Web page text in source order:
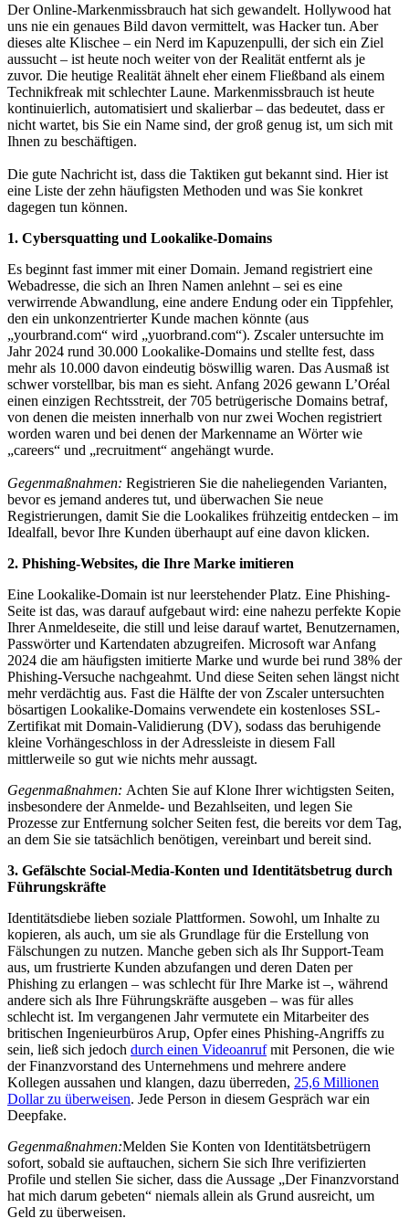
Der Online-Markenmissbrauch hat sich gewandelt. Hollywood hat
uns nie ein genaues Bild davon vermittelt, was Hacker tun. Aber
dieses alte Klischee – ein Nerd im Kapuzenpulli, der sich ein Ziel
aussucht – ist heute noch weiter von der Realität entfernt als je
zuvor. Die heutige Realität ähnelt eher einem Fließband als einem
Technikfreak mit schlechter Laune. Markenmissbrauch ist heute
kontinuierlich, automatisiert und skalierbar – das bedeutet, dass er
nicht wartet, bis Sie ein Name sind, der groß genug ist, um sich mit
Ihnen zu beschäftigen.
Die gute Nachricht ist, dass die Taktiken gut bekannt sind. Hier ist
eine Liste der zehn häufigsten Methoden und was Sie konkret
dagegen tun können.
1. Cybersquatting und Lookalike-Domains
Es beginnt fast immer mit einer Domain. Jemand registriert eine
Webadresse, die sich an Ihren Namen anlehnt – sei es eine
verwirrende Abwandlung, eine andere Endung oder ein Tippfehler,
den ein unkonzentrierter Kunde machen könnte (aus
„yourbrand.com“ wird „yuorbrand.com“). Zscaler untersuchte im
Jahr 2024 rund 30.000 Lookalike-Domains und stellte fest, dass
mehr als 10.000 davon eindeutig böswillig waren. Das Ausmaß ist
schwer vorstellbar, bis man es sieht. Anfang 2026 gewann L’Oréal
einen einzigen Rechtsstreit, der 705 betrügerische Domains betraf,
von denen die meisten innerhalb von nur zwei Wochen registriert
worden waren und bei denen der Markenname an Wörter wie
„careers“ und „recruitment“ angehängt wurde.
Gegenmaßnahmen: Registrieren Sie die naheliegenden Varianten,
bevor es jemand anderes tut, und überwachen Sie neue
Registrierungen, damit Sie die Lookalikes frühzeitig entdecken – im
Idealfall, bevor Ihre Kunden überhaupt auf eine davon klicken.
2. Phishing-Websites, die Ihre Marke imitieren
Eine Lookalike-Domain ist nur leerstehender Platz. Eine Phishing-
Seite ist das, was darauf aufgebaut wird: eine nahezu perfekte Kopie
Ihrer Anmeldeseite, die still und leise darauf wartet, Benutzernamen,
Passwörter und Kartendaten abzugreifen. Microsoft war Anfang
2024 die am häufigsten imitierte Marke und wurde bei rund 38% der
Phishing-Versuche nachgeahmt. Und diese Seiten sehen längst nicht
mehr verdächtig aus. Fast die Hälfte der von Zscaler untersuchten
bösartigen Lookalike-Domains verwendete ein kostenloses SSL-
Zertifikat mit Domain-Validierung (DV), sodass das beruhigende
kleine Vorhängeschloss in der Adressleiste in diesem Fall
mittlerweile so gut wie nichts mehr aussagt.
Gegenmaßnahmen: Achten Sie auf Klone Ihrer wichtigsten Seiten,
insbesondere der Anmelde- und Bezahlseiten, und legen Sie
Prozesse zur Entfernung solcher Seiten fest, die bereits vor dem Tag,
an dem Sie sie tatsächlich benötigen, vereinbart und bereit sind.
3. Gefälschte Social-Media-Konten und Identitätsbetrug durch
Führungskräfte
Identitätsdiebe lieben soziale Plattformen. Sowohl, um Inhalte zu
kopieren, als auch, um sie als Grundlage für die Erstellung von
Fälschungen zu nutzen. Manche geben sich als Ihr Support-Team
aus, um frustrierte Kunden abzufangen und deren Daten per
Phishing zu erlangen – was schlecht für Ihre Marke ist –, während
andere sich als Ihre Führungskräfte ausgeben – was für alles
schlecht ist. Im vergangenen Jahr vermutete ein Mitarbeiter des
britischen Ingenieurbüros Arup, Opfer eines Phishing-Angriffs zu
sein, ließ sich jedoch durch einen Videoanrufmit Personen, die wie
der Finanzvorstand des Unternehmens und mehrere andere
Kollegen aussahen und klangen, dazu überreden, 25,6 Millionen
Dollar zu überweisen. Jede Person in diesem Gespräch war ein
Deepfake.
Gegenmaßnahmen:Melden Sie Konten von Identitätsbetrügern
sofort, sobald sie auftauchen, sichern Sie sich Ihre verifizierten
Profile und stellen Sie sicher, dass die Aussage „Der Finanzvorstand
hat mich darum gebeten“ niemals allein als Grund ausreicht, um
Geld zu überweisen.